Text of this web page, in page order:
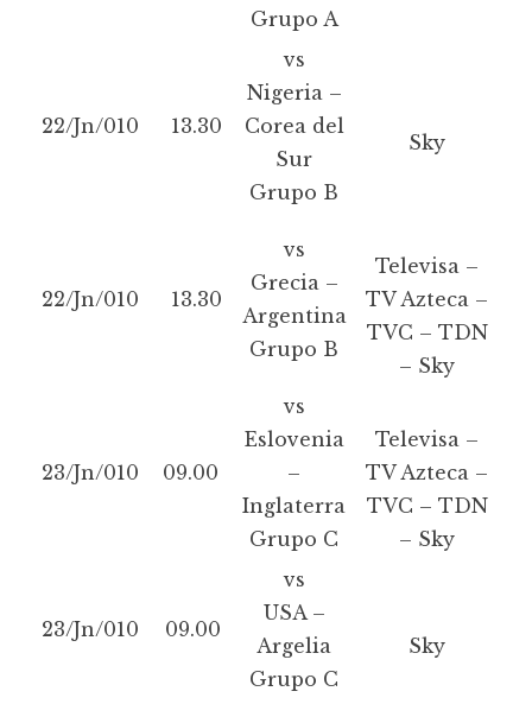
Grupo A
22/Jn/010 13.30
vs
Nigeria –
Corea del
Sur
Grupo B
Sky
22/Jn/010 13.30
vs
Grecia –
Argentina
Grupo B
Televisa –
TV Azteca –
TVC – TDN
– Sky
23/Jn/010 09.00
vs
Eslovenia
–
Inglaterra
Grupo C
Televisa –
TV Azteca –
TVC – TDN
– Sky
23/Jn/010 09.00
vs
USA –
Argelia
Grupo C
Sky